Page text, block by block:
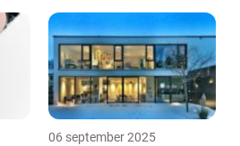
06 september 2025